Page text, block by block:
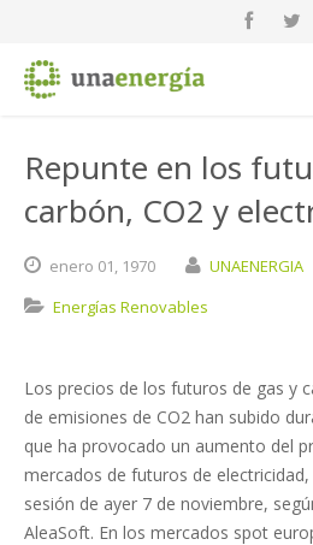
Repunte en los
carbón, CO2 y
enero 01, 1970
UNAENERGIA
Energías Renovables
Los precios de los futuros de gas y
de emisiones de CO2 han subido
que ha provocado un aumento del
mercados de futuros de
sesión de ayer 7 de noviembre,
AleaSoft. En los mercados spot